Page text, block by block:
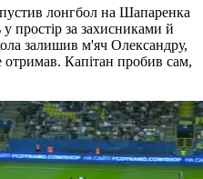
лонгбол на Шапаренка
простір за захисниками й
залишив м'яч Олександру,
отримав. Капітан пробив сам,